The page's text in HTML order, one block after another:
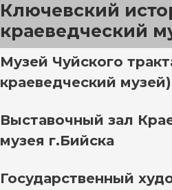
Перейти
содержимому
Ключевский
краеведческий
Музей Чуйского
краеведческий музей)
Выставочный зал
музея г.Бийска
Государственный